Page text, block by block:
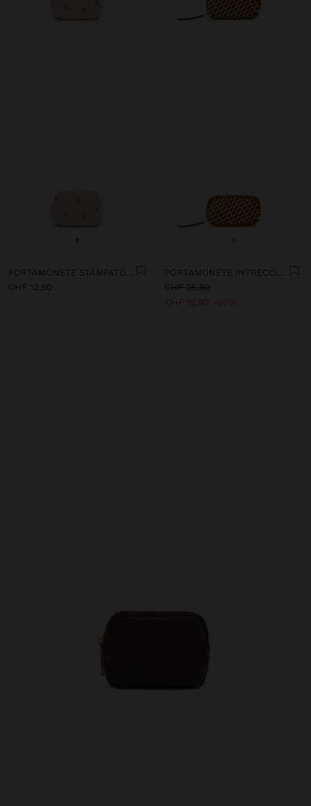
+
PORTAMONETE STAMPATO FLOREALE
CHF 12,90
+
PORTAMONETE INTRECCIATO
CHF 25,90
CHF 12,90
50%